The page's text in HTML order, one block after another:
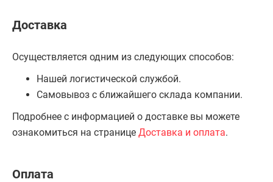
Доставка
Осуществляется одним из следующих способов:
Нашей логистической службой.
Самовывоз с ближайшего склада компании.
Подробнее с информацией о доставке вы можете
ознакомиться на странице Доставка и оплата.
Оплата